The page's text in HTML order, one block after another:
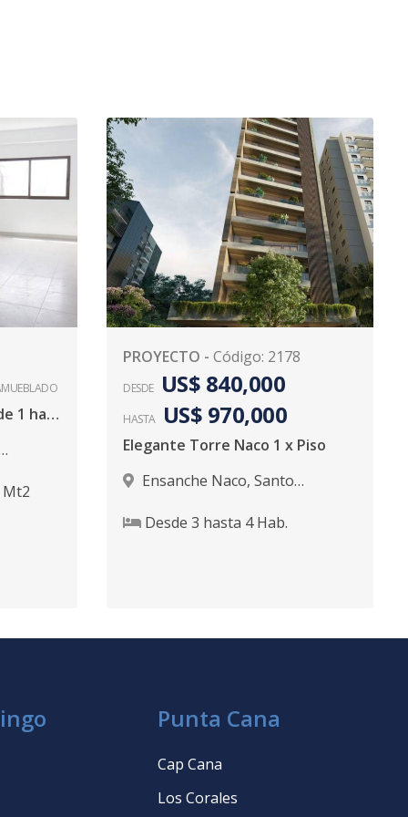
Moderno Apartamento de 1 habitación Naco
Mt2
PROYECTO - Código: 2178
DESDE US$ 840,000
HASTA US$ 970,000
Elegante Torre Naco 1 x Piso
Ensanche Naco, Santo
Desde 3 hasta 4Hab.
Punta Cana
Cap Cana
Los Corales